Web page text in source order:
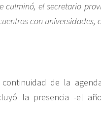
culminó, el secretario
con universidades,
de la
la presencia -el